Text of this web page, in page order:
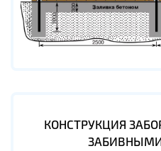
КОНСТРУКЦИЯ